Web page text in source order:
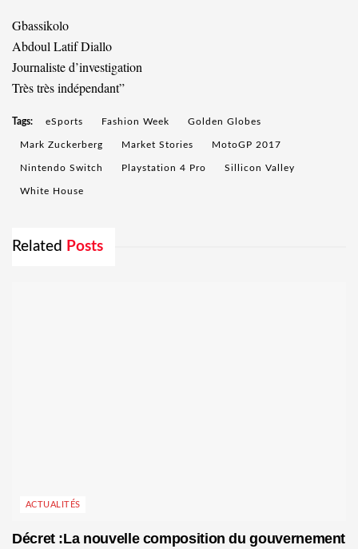
Gbassikolo
Abdoul Latif Diallo
Journaliste d’investigation
Très très indépendant”
Tags: eSports Fashion Week Golden Globes
Mark Zuckerberg Market Stories MotoGP 2017
Nintendo Switch Playstation 4 Pro Sillicon Valley
White House
Related Posts
ACTUALITÉS
Décret :La nouvelle composition du gouvernement